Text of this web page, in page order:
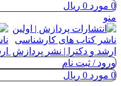
0 مورد 0 ریال
منو
ورود / ثبت نام
0 مورد 0 ریال